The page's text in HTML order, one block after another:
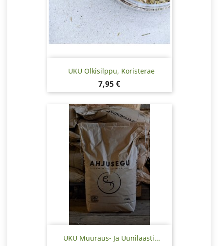
UKU Olkisilppu, Koristerae
Hinta
7,95 €
UKU Muuraus- Ja Uunilaasti...